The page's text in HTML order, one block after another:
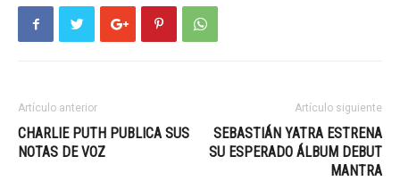
Artículo anterior
CHARLIE PUTH PUBLICA SUS
NOTAS DE VOZ
Artículo siguiente
SEBASTIÁN YATRA ESTRENA
SU ESPERADO ÁLBUM DEBUT
MANTRA